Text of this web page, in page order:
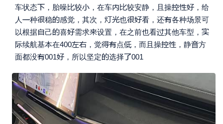
车状态 ，胎噪较 ，在车较安静，且操 ，给
人种稳感觉，其次， 也看，还各种场景可
以根据己喜需求设置，在之前也看其他车型， 
际续航基本在400 ，觉点 ，而且操 ，静方
面都没001 ，所以坚定选择001